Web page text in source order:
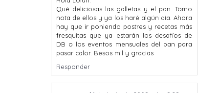
Qué deliciosas las galletas y el pan. Tomo
nota de ellos y ya los haré algún día. Ahora
hay que ir poniendo postres y recetas más
fresquitas que ya estarán los desafíos de
DB o los eventos mensuales del pan para
pasar calor. Besos mil y gracias
Responder